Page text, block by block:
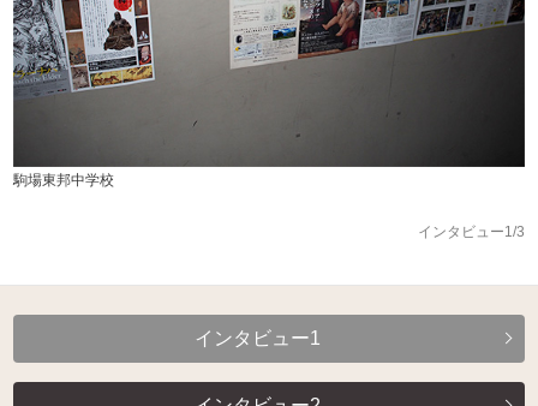
駒場東邦中学校
インタビュー1/3
インタビュー1